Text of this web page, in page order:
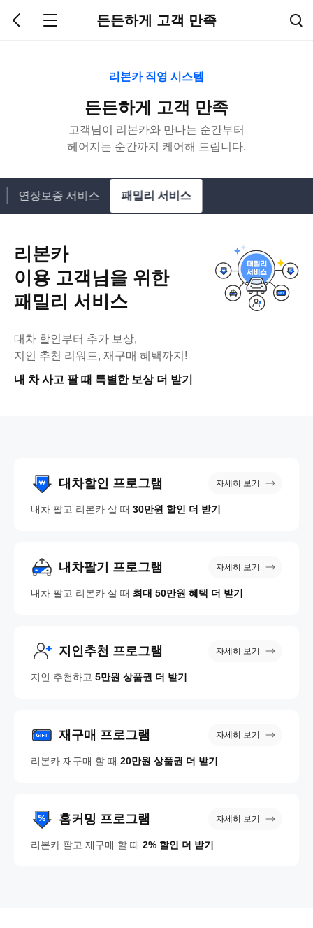
든든하게 고객 만족
리본카 직영 시스템
든든하게 고객 만족
고객님이 리본카와 만나는 순간부터
헤어지는 순간까지 케어해 드립니다.
연장보증 서비스 패밀리 서비스
리본카
이용 고객님을 위한
패밀리 서비스
대차 할인부터 추가 보상,
지인 추천 리워드, 재구매 혜택까지!
내 차 사고 팔 때 특별한 보상 더 받기
대차할인 프로그램 자세히 보기
내차 팔고 리본카 살 때 30만원 할인 더 받기
내차팔기 프로그램 자세히 보기
내차 팔고 리본카 살 때 최대 50만원 혜택 더 받기
지인추천 프로그램 자세히 보기
지인 추천하고 5만원 상품권 더 받기
재구매 프로그램 자세히 보기
리본카 재구매 할 때 20만원 상품권 더 받기
홈커밍 프로그램 자세히 보기
리본카 팔고 재구매 할 때 2% 할인 더 받기